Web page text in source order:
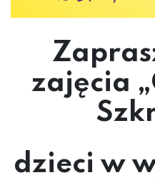
zajęcia
dzieci w